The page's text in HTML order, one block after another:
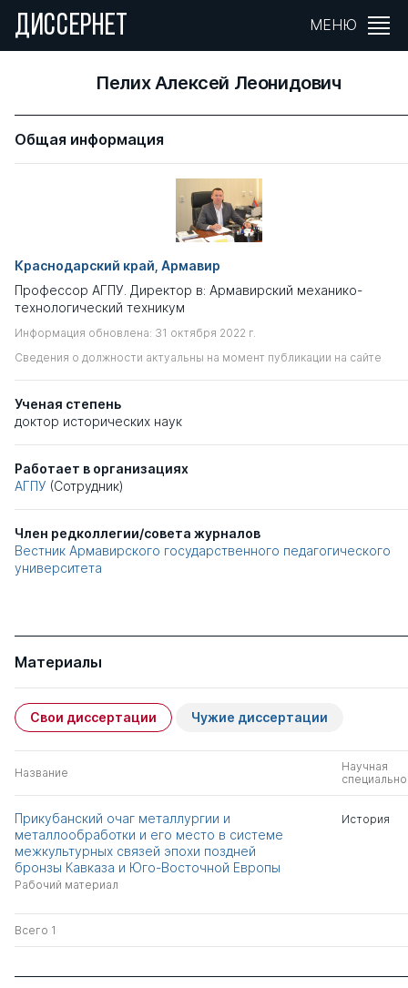
ДИССЕРНЕТ МЕНЮ
Пелих Алексей Леонидович
Общая информация
Краснодарский край, Армавир
Профессор АГПУ. Директор в: Армавирский механико-
технологический техникум
Информация обновлена: 31 октября 2022 г.
Сведения о должности актуальны на момент публикации на сайте
Ученая степень
доктор исторических наук
Работает в организациях
АГПУ (Сотрудник)
Член редколлегии/совета журналов
Вестник Армавирского государственного педагогического
университета
Материалы
Свои диссертации Чужие диссертации
Название
Научная
Прикубанский очаг металлургии и
металлообработки и его место в системе
межкультурных связей эпохи поздней
бронзы Кавказа и Юго-Восточной Европы
Рабочий материал
История
Всего 1